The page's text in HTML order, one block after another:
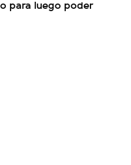
para luego poder